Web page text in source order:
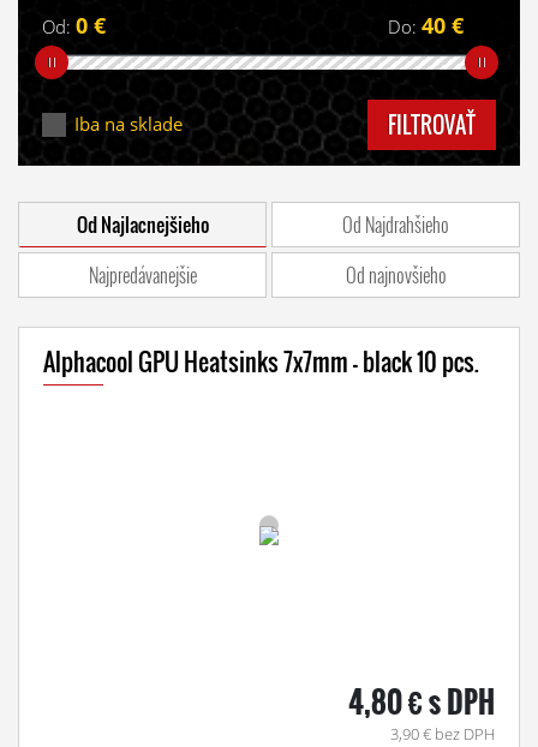
Od: 0 € Do: 40 €
Iba na sklade FILTROVAŤ
Od Najlacnejšieho
Od Najdrahšieho
Najpredávanejšie
Od najnovšieho
Alphacool GPU Heatsinks 7x7mm - black 10 pcs.
4,80 € s DPH
3,90 € bez DPH